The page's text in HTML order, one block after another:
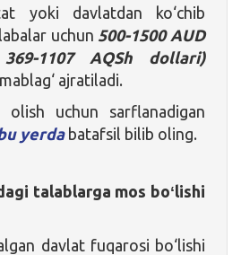
yoki davlatdan ko‘chib
uchun 500-1500 AUD
1107 AQSh dollari)
ajratiladi.
olish uchun sarflanadigan
yerdabatafsil bilib oling.
talablarga mos boʻlishi
davlat fuqarosi bo‘lishi